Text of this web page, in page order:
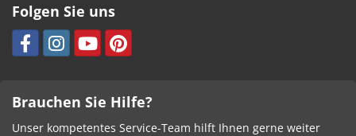
Folgen Sie uns
Brauchen Sie Hilfe?
Unser kompetentes Service-Team hilft Ihnen gerne weiter